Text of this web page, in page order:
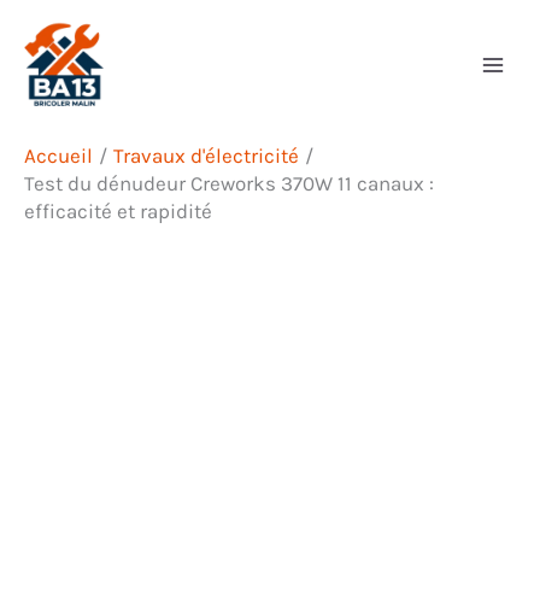
contenu
Accueil
Travaux d'électricité
Test du dénudeur Creworks 370W 11 canaux :
efficacité et rapidité
Rechercher